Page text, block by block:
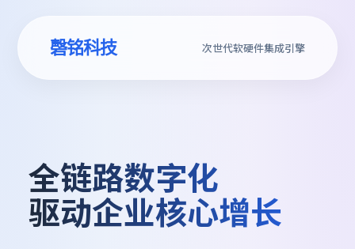
磬铭科技 次世代软硬件集成引擎
全链路数字化
驱动企业核心增长